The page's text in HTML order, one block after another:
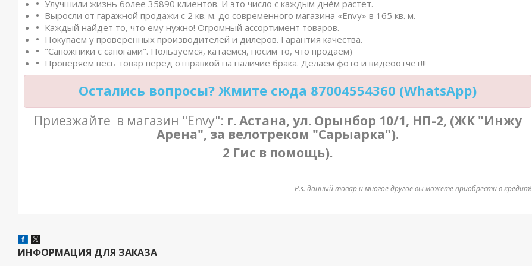
Улучшили жизнь более 35890 клиентов. И это число с каждым днём растет.
Выросли от гаражной продажи с 2 кв. м. до современного магазина «Envy» в 165 кв. м.
Каждый найдет то, что ему нужно! Огромный ассортимент товаров.
Покупаем у проверенных производителей и дилеров. Гарантия качества.
"Сапожники с сапогами". Пользуемся, катаемся, носим то, что продаем)
Проверяем весь товар перед отправкой на наличие брака. Делаем фото и видеоотчет!!!
Остались вопросы? Жмите сюда 87004554360 (WhatsApp)
Приезжайте в магазин "Envy": г. Астана, ул. Орынбор 10/1, НП-2, (ЖК "Инжу
Арена", за велотреком "Сарыарка").
2 Гис в помощь).
P.s. данный товар и многое другое вы можете приобрести в кредит!
ИНФОРМАЦИЯ ДЛЯ ЗАКАЗА